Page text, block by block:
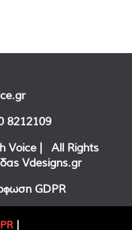
8212109
Voice | All Rights
Vdesigns.gr
GDPR
|